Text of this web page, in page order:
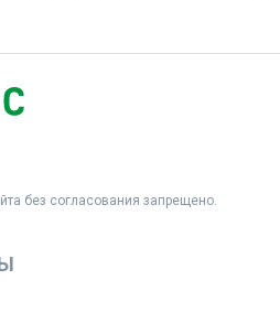
без согласования запрещено.